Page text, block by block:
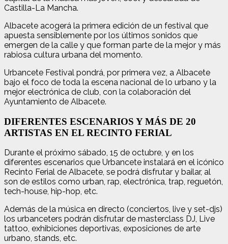
Castilla-La Mancha.
Albacete acogerá la primera edición de un festival que
apuesta sensiblemente por los últimos sonidos que
emergen de la calle y que forman parte de la mejor y más
rabiosa cultura urbana del momento.
Urbancete Festival pondrá, por primera vez, a Albacete
bajo el foco de toda la escena nacional de lo urbano y la
mejor electrónica de club, con la colaboración del
Ayuntamiento de Albacete.
DIFERENTES ESCENARIOS Y MÁS DE 20
ARTISTAS EN EL RECINTO FERIAL
Durante el próximo sábado, 15 de octubre, y en los
diferentes escenarios que Urbancete instalará en el icónico
Recinto Ferial de Albacete, se podrá disfrutar y bailar, al
son de estilos como urban, rap, electrónica, trap, reguetón,
tech-house, hip-hop, etc.
Además de la música en directo (conciertos, live y set-djs)
los urbanceters podrán disfrutar de masterclass DJ, Live
tattoo, exhibiciones deportivas, exposiciones de arte
urbano, stands, etc.